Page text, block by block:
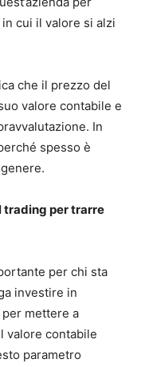
cui il valore si alzi
che il prezzo del
valore contabile e
In
spesso è
trading per trarre
per chi sta
investire in
per mettere a
valore contabile
parametro